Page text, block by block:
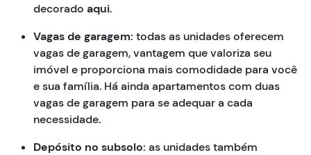
decorado aqui.
Vagas de garagem: todas as unidades oferecem
vagas de garagem, vantagem que valoriza seu
imóvel e proporciona mais comodidade para você
e sua família. Há ainda apartamentos com duas
vagas de garagem para se adequar a cada
necessidade.
Depósito no subsolo: as unidades também